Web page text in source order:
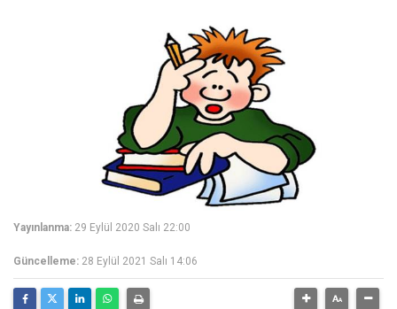
Yayınlanma: 29 Eylül 2020 Salı 22:00
Güncelleme: 28 Eylül 2021 Salı 14:06